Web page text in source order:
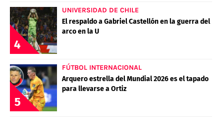
POLÍTICA EDITORIAL
PUBLICIDAD / ADS
CONTACTO
AD CHOICES
RESULTADOS
TABLA DE POSICIONES
Términos y Condiciones
4
UNIVERSIDAD DE CHILE
El respaldo a Gabriel Castellón en la guerra del
arco en la U
5
FÚTBOL INTERNACIONAL
Arquero estrella del Mundial 2026 es el tapado
para llevarse a Ortiz